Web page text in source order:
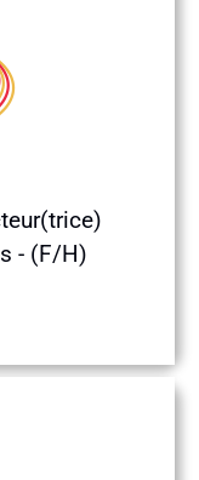
- (F/H)